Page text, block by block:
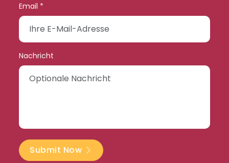
Email *
Nachricht
Submit Now